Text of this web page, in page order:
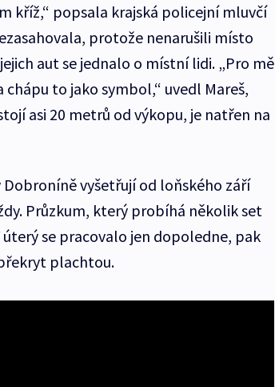
kříž,“ popsala krajská policejní mluvčí
protože nenarušili místo
aut se jednalo o místní lidi. „Pro mě
to jako symbol,“ uvedl Mareš,
asi 20 metrů od výkopu, je natřen na
vyšetřují od loňského září
Průzkum, který probíhá několik set
úterý se pracovalo jen dopoledne, pak
plachtou.